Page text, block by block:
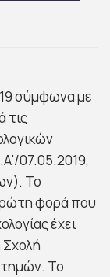
σύμφωνα με
τις
07.05.2019,
Το
φορά που
έχει
Το